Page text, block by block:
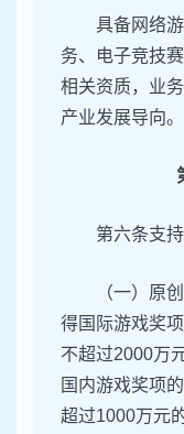
具备网络
务、电子竞技
相关资质，业
产业发展导向。
第六条支
（一）原
得国际游戏奖
不超过2000万
国内游戏奖项
超过1000万元